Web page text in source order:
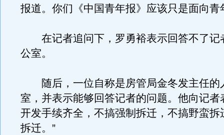
报道。你们《中国青年报》应该只是面向青
在记者追问下，罗勇裕表示回答不了记
公室。
随后，一位自称是房管局金冬发主任的
室，并表示能够回答记者的问题。他向记者
开发手续齐全，不搞强制拆迁，不搞野蛮拆
拆迁。”